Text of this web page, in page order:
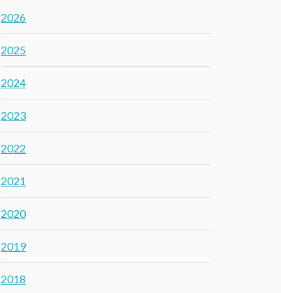
2026
2025
2024
2023
2022
2021
2020
2019
2018